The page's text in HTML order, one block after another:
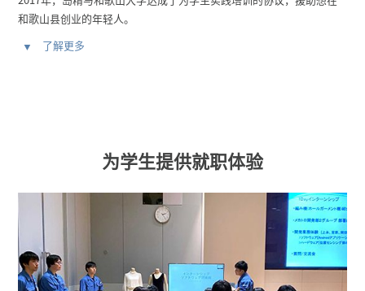
和歌山县创业的年轻人。
了解更多
为学生提供就职体验